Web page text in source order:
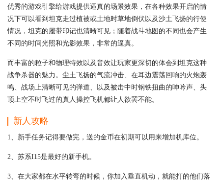
优秀的游戏引擎给游戏提供逼真的场景效果，在各种效果开启的情
况下可以看到坦克走过植被或土地时草地倒伏以及沙土飞扬的行使
情况，坦克的履带印记也清晰可见；随着战斗地图的不同也会产生
不同的时间光照和光影效果，非常的逼真。
而丰富的粒子和物理特效以及音效让玩家更深切的体会到坦克这种
战争杀器的魅力。尘土飞扬的气流冲击、在耳边震荡回响的火炮轰
鸣、战场上清晰可见的弹道、以及被击中时钢铁扭曲的呻吟声、头
顶上空不时飞过的真人操控飞机都让人欲罢不能。
新人攻略
1、新手任务记得要做完，送的金币在初期可以用来增加机库位。
2、苏系I15是最好的新手机。
3、在大家都在水平转弯的时候，你加入垂直机动，就能打的他们落